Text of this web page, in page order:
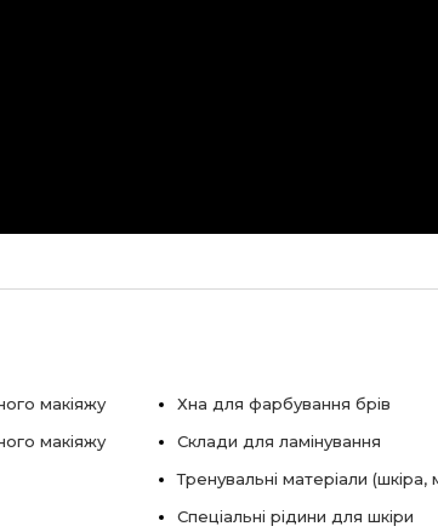
макіяжу
макіяжу
Хна для фарбування брів
Склади для ламінування
Тренувальні матеріали (шкіра,
Спеціальні рідини для шкіри